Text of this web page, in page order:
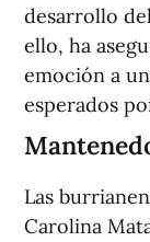
desarrollo
ello, ha
emoción a
esperados
Las
Carolina